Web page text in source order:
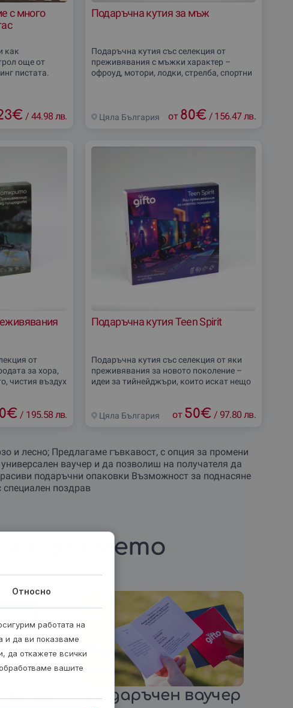
с много
как
още от
пистата.
е идеално
€ / 44.98 лв.
Подаръчна кутия за мъж
Подаръчна кутия със селекция от
преживявания с мъжки характер –
офроуд, мотори, лодки, стрелба, спортни
Цяла България
от 80€ /156.47 лв.
от
за хора,
чистия въздух
езда,
€ / 195.58 лв.
Подаръчна кутия Teen Spirit
Подаръчна кутия със селекция от яки
преживявания за новото поколение –
идеи за тийнейджъри, които искат нещо
Цяла България от 50€ / 97.80 лв.
и лесно; Предлагаме гъвкавост, с опция за промени
ваучер и да позволиш на получателя да
подаръчни опаковки Възможност за поднасяне
поздрав
с времето
Подаръчен ваучер
Относно
работата на
и да ви показваме
да откажете всички
вашите